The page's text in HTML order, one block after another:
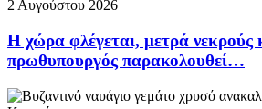
2 Αυγούστου 2026
Η χώρα φλέγεται, μετρά νεκρούς
πρωθυπουργός παρακολουθεί…